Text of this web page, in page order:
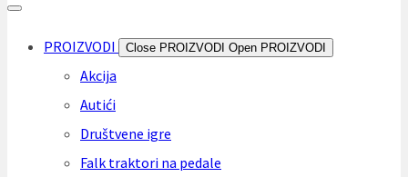
PROIZVODI Close PROIZVODI Open PROIZVODI
Akcija
Autići
Društvene igre
Falk traktori na pedale